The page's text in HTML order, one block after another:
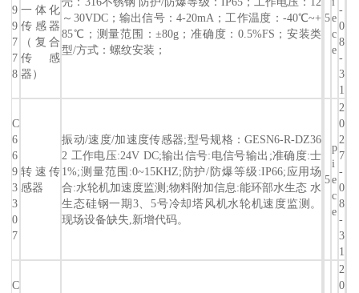
9
9
7
7
8
一体化
传感器
（复合
传感
器）
～30VDC；输出信号：4-20mA；工作温度：-40℃~+
85℃；测量范围：±80g；准确度：0.5%FS；安装类
型/方式：螺纹安装；
5e
c
e
-
0
8
-
3
1
C
6
6
9
3
3
0
7
转速传
感器
振动/速度/加速度传感器;型号规格：GESN6-R-DZ36
2 工作电压:24V DC;输出信号:电信号输出;准确度:士
1%;测量范围:0~15KHZ;防护/防爆等级:IP66;应用场
合:水轮机加速度监测;物料附加信息:能环部水生态 水
生态硅钢一期3、5号冷却塔风机水轮机速度监测。
现场设备缺失,新增代码。
5
p
i
e
c
e
2
0
2
7
-
0
8
-
3
1
C
2
0